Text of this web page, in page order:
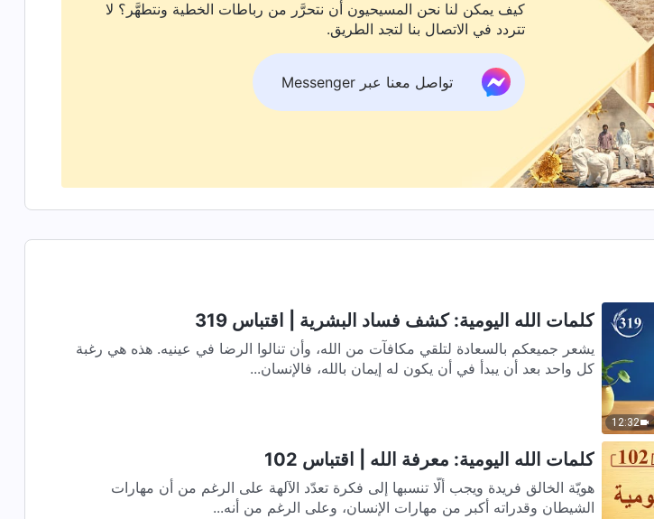
كيف يمكن لنا نحن المسيحيون أن نتحرَّر من رباطات الخطية ونتطهَّر؟ لا
تتردد في الاتصال بنا لتجد الطريق.
تواصل معنا عبر Messenger
12:32
كلمات الله اليومية: كشف فساد البشرية | اقتباس 319
يشعر جميعكم بالسعادة لتلقي مكافآت من الله، وأن تنالوا الرضا في عينيه. هذه هي رغبة
كل واحد بعد أن يبدأ في أن يكون له إيمان بالله، فالإنسان...
كلمات الله اليومية: معرفة الله | اقتباس 102
هويّة الخالق فريدة ويجب ألّا تنسبها إلى فكرة تعدّد الآلهة على الرغم من أن مهارات
الشيطان وقدراته أكبر من مهارات الإنسان، وعلى الرغم من أنه...